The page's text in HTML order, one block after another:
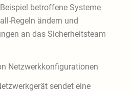
betroffene Systeme
Regeln ändern und
an das Sicherheitsteam
Netzwerkkonfigurationen
sendet eine